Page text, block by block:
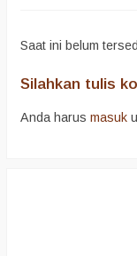
Saat ini belum
Silahkan tulis
Anda harus masuk